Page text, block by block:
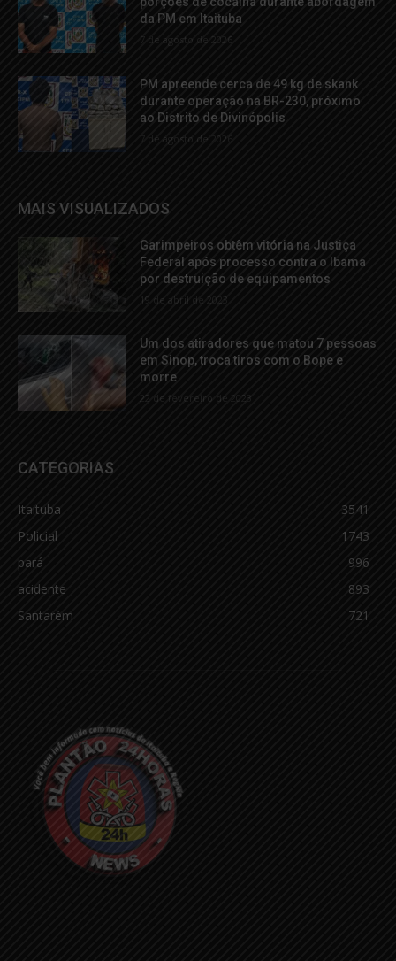
da PM em Itaituba
7 de agosto de 2026
PM apreende cerca de 49 kg de skank
durante operação na BR-230, próximo
ao Distrito de Divinópolis
7 de agosto de 2026
MAIS VISUALIZADOS
Garimpeiros obtêm vitória na Justiça
Federal após processo contra o Ibama
por destruição de equipamentos
19 de abril de 2023
Um dos atiradores que matou 7 pessoas
em Sinop, troca tiros com o Bope e
morre
22 de fevereiro de 2023
CATEGORIAS
Itaituba
3541
Policial
1743
pará
996
acidente
893
Santarém
721